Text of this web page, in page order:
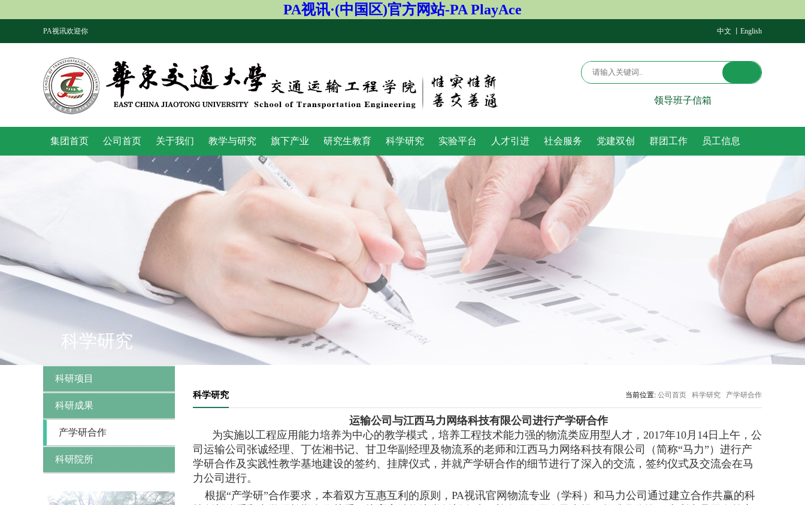
PA视讯·(中国区)官方网站-PA PlayAce
PA视讯欢迎你 中文 丨 English
领导班子信箱
集团首页 公司首页 关于我们 教学与研究 旗下产业 研究生教育 科学研究 实验平台 人才引进 社会服务 党建双创 群团工作 员工信息
科学研究
科研项目
科研成果
产学研合作
科研院所
科学研究 当前位置: 公司首页 科学研究 产学研合作
运输公司与江西马力网络科技有限公司进行产学研合作
为实施以工程应用能力培养为中心的教学模式，培养工程技术能力强的物流类应用型人才，2017年10月14日上午，公
司运输公司张诚经理、丁佐湘书记、甘卫华副经理及物流系的老师和江西马力网络科技有限公司（简称“马力”）进行产
学研合作及实践性教学基地建设的签约、挂牌仪式，并就产学研合作的细节进行了深入的交流，签约仪式及交流会在马
力公司进行。
根据“产学研”合作要求，本着双方互惠互利的原则，PA视讯官网物流专业（学科）和马力公司通过建立合作共赢的科